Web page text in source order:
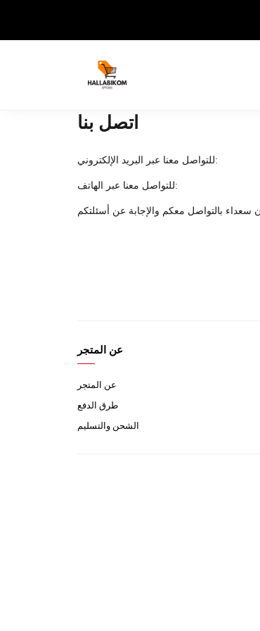
اتصل بنا
للتواصل معنا عبر البريد الإلكتروني:
للتواصل معنا عبر الهاتف:
عن المتجر
عن المتجر
طرق الدفع
الشحن والتسليم